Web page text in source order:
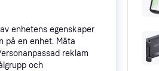
enhetens egenskaper
på en enhet. Mäta
reklam
och